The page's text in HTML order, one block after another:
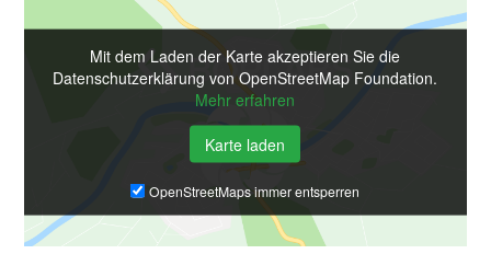
Mit dem Laden der Karte akzeptieren Sie die
Datenschutzerklärung von OpenStreetMap Foundation.
Mehr erfahren
Karte laden
OpenStreetMaps immer entsperren